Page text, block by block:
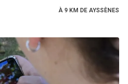
À 9 KM DE AYSSÈNES